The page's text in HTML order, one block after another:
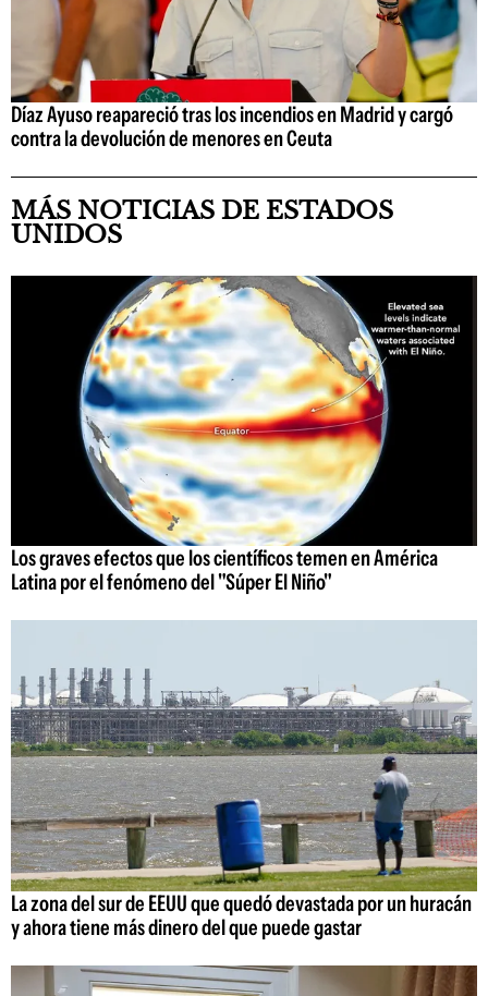
Díaz Ayuso reapareció tras los incendios en Madrid y cargó
contra la devolución de menores en Ceuta
MÁS NOTICIAS DE ESTADOS
UNIDOS
Los graves efectos que los científicos temen en América
Latina por el fenómeno del "Súper El Niño"
La zona del sur de EEUU que quedó devastada por un huracán
y ahora tiene más dinero del que puede gastar